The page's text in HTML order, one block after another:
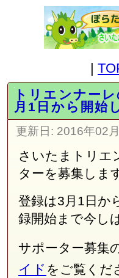
|
トリエンナー
月1日から開始
更新日: 2016年02
さいたまトリエ
ターを募集しま
登録は3月1日か
録開始まで今し
サポーター募集
イド をご覧くだ